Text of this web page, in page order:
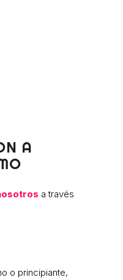
A
a través
o principiante,